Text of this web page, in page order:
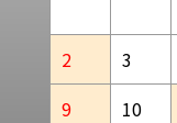
2
3
9
10